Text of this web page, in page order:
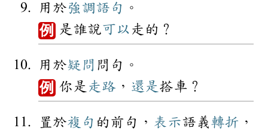
用於強調語句 。
例 是誰說可以 走的？
用於疑問 問句。
例 你是 走路， 還是 搭車？
置於複句 的前句， 表示語義轉折 ，